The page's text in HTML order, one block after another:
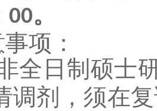
00。
项：
全日制硕士
调剂，须在